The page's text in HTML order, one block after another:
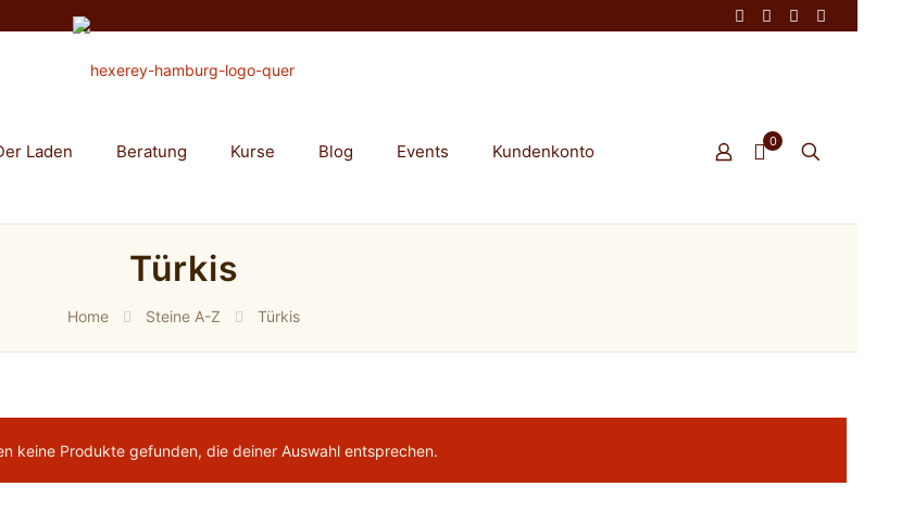
Laden Beratung Kurse Blog Events Kundenkonto 0
Türkis
Home Steine A-Z Türkis
keine Produkte gefunden, die deiner Auswahl entsprechen.